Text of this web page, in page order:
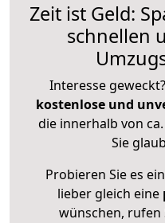
Zeit ist Geld:
schnellen
Interesse geweckt?
kostenlose und
die innerhalb von
Sie
Probieren Sie es
lieber gleich eine
wünschen, rufen